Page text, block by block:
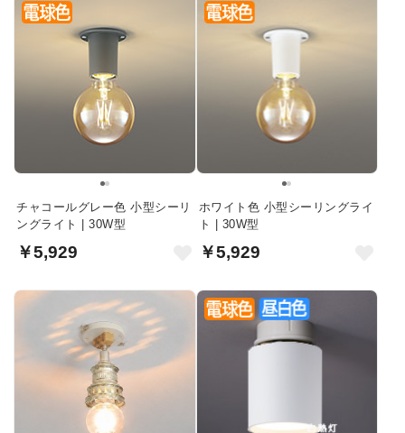
チャコールグレー色 小型シーリ
ングライト | 30W型
￥5,929
ホワイト色 小型シーリングライ
ト | 30W型
￥5,929